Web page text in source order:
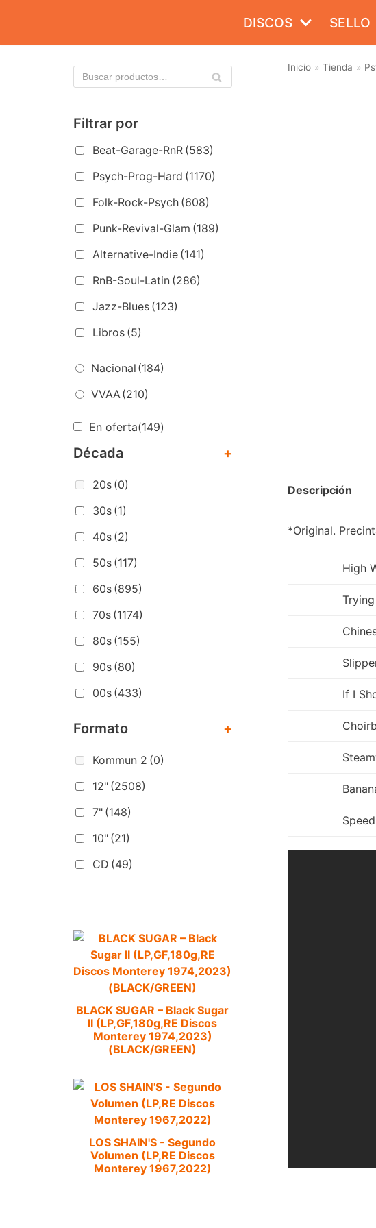
contenido
DISCOS SELLO
Filtrar por
Beat-Garage-RnR (583)
Psych-Prog-Hard (1170)
Folk-Rock-Psych (608)
Punk-Revival-Glam (189)
Alternative-Indie (141)
RnB-Soul-Latin (286)
Jazz-Blues (123)
Libros (5)
Nacional (184)
VVAA(210)
En oferta(149)
Década +
20s (0)
30s (1)
40s (2)
50s (117)
60s (895)
70s (1174)
80s (155)
90s (80)
00s (433)
Formato +
Kommun 2 (0)
12" (2508)
7" (148)
10" (21)
CD (49)
BLACK SUGAR – Black Sugar
II (LP,GF,180g,RE Discos
Monterey 1974,2023)
(BLACK/GREEN)
LOS SHAIN'S - Segundo
Volumen (LP,RE Discos
Monterey 1967,2022)
Inicio » Tienda »
Descripción
*Original.
High
If I